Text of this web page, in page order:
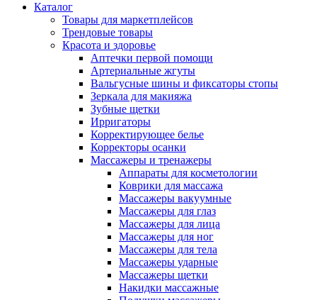
Каталог
Товары для маркетплейсов
Трендовые товары
Красота и здоровье
Аптечки первой помощи
Артериальные жгуты
Вальгусные шины и фиксаторы стопы
Зеркала для макияжа
Зубные щетки
Ирригаторы
Корректирующее белье
Корректоры осанки
Массажеры и тренажеры
Аппараты для косметологии
Коврики для массажа
Массажеры вакуумные
Массажеры для глаз
Массажеры для лица
Массажеры для ног
Массажеры для тела
Массажеры ударные
Массажеры щетки
Накидки массажные